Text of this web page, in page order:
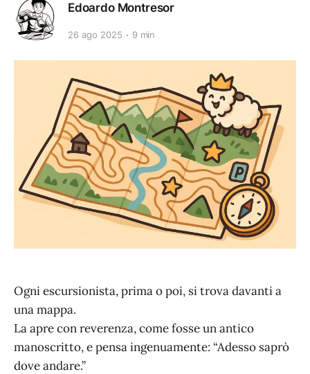
Edoardo Montresor
26 ago 2025 9 min
Ogni escursionista, prima o poi, si trova davanti a
una mappa.
La apre con reverenza, come fosse un antico
manoscritto, e pensa ingenuamente: “Adesso saprò
dove andare.”